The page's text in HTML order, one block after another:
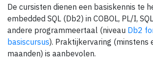
De cursisten dienen een basiskennis te
embedded SQL (Db2) in COBOL, PL/I,
andere programmeertaal (niveau Db2
basiscursus). Praktijkervaring (minstens
maanden) is aanbevolen.